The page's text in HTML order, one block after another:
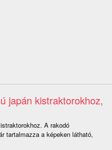
japán kistraktorokhoz,
A rakodó
tartalmazza a képeken látható,